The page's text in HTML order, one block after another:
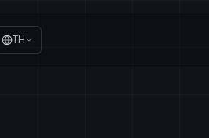
TH